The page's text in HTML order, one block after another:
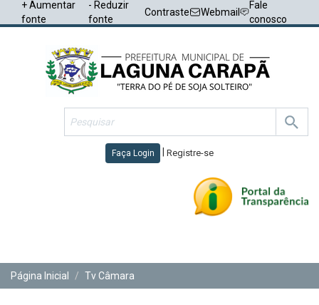
+ Aumentar
fonte
- Reduzir
fonte
Contraste Webmail
Fale
conosco
Faça Login Registre-se
Página Inicial
Tv Câmara